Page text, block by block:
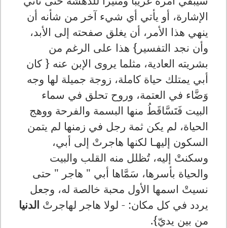
الإشارة، أو يأتي أي شيء آخر من شأنه أن
ينهي هذا الأمر، أن يغلق صفحته إلى الأبد،
وأن نجد التفسير} هذا على الرغم من
بشريته العادية، مثلما يروى الإبن عنه { كان
أبي يمتلك حياة كاملة، زوجة جميلة لها وجه
وَضَّاء في العتمة، وروح تحلق في سماء
البيت فَتَسَّاقَطُ منها البسمة والفرحة ووهج
الحياة، لم يكن ثمة رجل في زمنها لم يتمن
السكون إليهـا لكنها هاجرتْ إلى أبي،
وسكنتْ إليه، تُظلل منه القلب والبيت
والحياة بأسرها، سَمَّاها أبي " هاجر " حتى
نسيتْ اسمها الأول محبة خالصة له، وجعل
يردد في كل مكان: - لولا هاجر لهاجرتْ الدنيا
من بين يديّ}.